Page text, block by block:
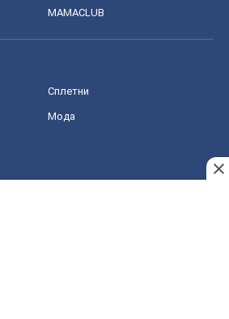
MAMACLUB
Сплетни
Мода